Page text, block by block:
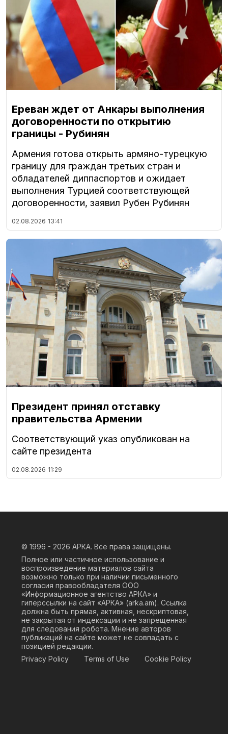
Ереван ждет от Анкары выполнения
договоренности по открытию
границы - Рубинян
Армения готова открыть армяно-турецкую
границу для граждан третьих стран и
обладателей диппаспортов и ожидает
выполнения Турцией соответствующей
договоренности, заявил Рубен Рубинян
02.08.2026 13:41
Президент принял отставку
правительства Армении
Соответствующий указ опубликован на
сайте президента
02.08.2026 11:29
© 1996 - 2026 АРКА. Все права защищены.
Полное или частичное использование и
воспроизведение материалов сайта
возможно только при наличии письменного
согласия правообладателя ООО
«Информационное агентство АРКА» и
гиперссылки на сайт «АРКА» (arka.am). Ссылка
должна быть прямая, активная, нескриптовая,
не закрытая от индексации и не запрещенная
для следования робота. Мнение авторов
публикаций на сайте может не совпадать с
позицией редакции.
Privacy Policy
Terms of Use Cookie Policy